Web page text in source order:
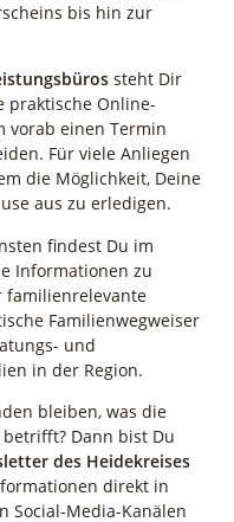
bis hin zur
steht Dir
praktische Online-
vorab einen Termin
Für viele Anliegen
die Möglichkeit, Deine
aus zu erledigen.
findest Du im
Informationen zu
familienrelevante
Familienwegweiser
und
in der Region.
bleiben, was die
Dann bist Du
des Heidekreises
direkt in
Social-Media-Kanälen